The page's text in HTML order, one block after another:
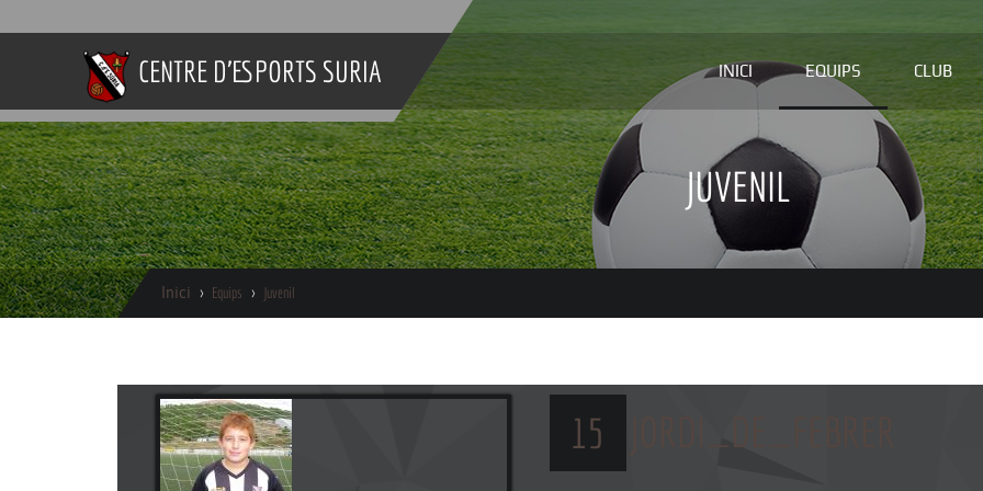
CENTRE D'ESPORTS SURIA INICI EQUIPS CLUB
JUVENIL
Inici Equips Juvenil
15